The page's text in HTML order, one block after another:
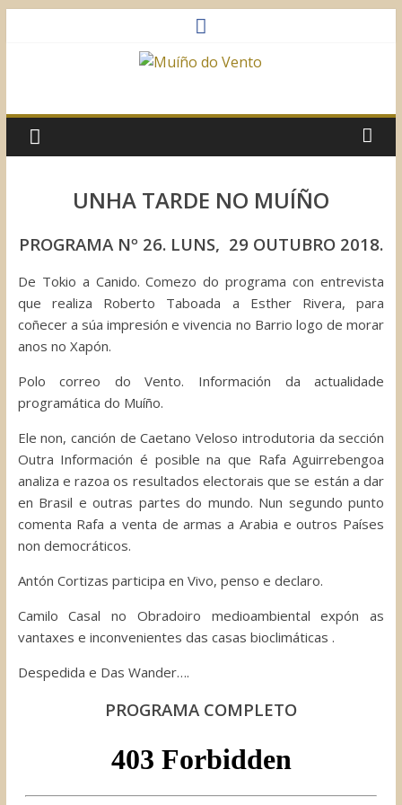
do
Vento
Sociocultural
UNHA TARDE NO MUÍÑO
PROGRAMA Nº 26. LUNS, 29 OUTUBRO 2018.
De Tokio a Canido. Comezo do programa con entrevista
que realiza Roberto Taboada a Esther Rivera, para
coñecer a súa impresión e vivencia no Barrio logo de morar
anos no Xapón.
Polo correo do Vento. Información da actualidade
programática do Muíño.
Ele non, canción de Caetano Veloso introdutoria da sección
Outra Información é posible na que Rafa Aguirrebengoa
analiza e razoa os resultados electorais que se están a dar
en Brasil e outras partes do mundo. Nun segundo punto
comenta Rafa a venta de armas a Arabia e outros Países
non democráticos.
Antón Cortizas participa en Vivo, penso e declaro.
Camilo Casal no Obradoiro medioambiental expón as
vantaxes e inconvenientes das casas bioclimáticas .
Despedida e Das Wander….
PROGRAMA COMPLETO